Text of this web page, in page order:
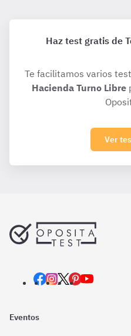
Haz test gratis de
Te facilitamos varios
Hacienda Turno Libre
Ver
Eventos